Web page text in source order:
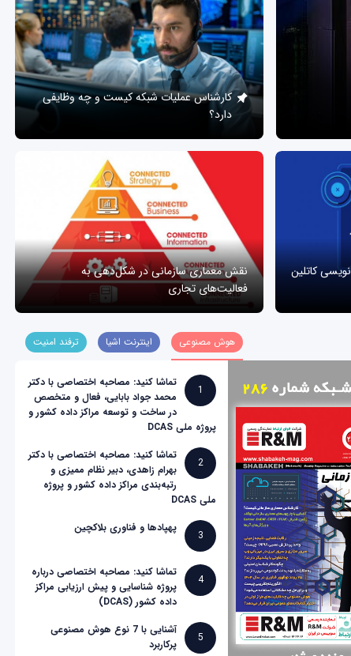
کارشناس عملیات شبکه کیست و چه وظایفی
دارد؟
کاتلین
نقش معماری سازمانی در شکل‌دهی به
فعالیت‌های تجاری
هوش مصنوعی اینترنت اشیا ترفند امنیت
1
تماشا کنید: مصاحبه اختصاصی با دکتر
محمد جواد بابایی، فعال و متخصص
در ساخت و توسعه مراکز داده کشور و
پروژه ملی DCAS
2
تماشا کنید: مصاحبه اختصاصی با دکتر
بهرام زاهدی، دبیر نظام ممیزی و
رتبه‌بندی مراکز داده کشور و پروژه
ملی DCAS
3
پهپادها و فناوری بلاکچین
4
تماشا کنید: مصاحبه اختصاصی درباره
پروژه شناسایی و پیش ارزیابی مراکز
داده کشور (DCAS)
5
آشنایی با 7 نوع هوش مصنوعی
پرکاربرد